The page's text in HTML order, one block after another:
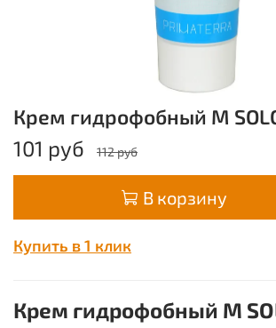
Крем гидрофобный M
101 руб 112 руб
В корзину
Купить в 1 клик
Крем гидрофобный M